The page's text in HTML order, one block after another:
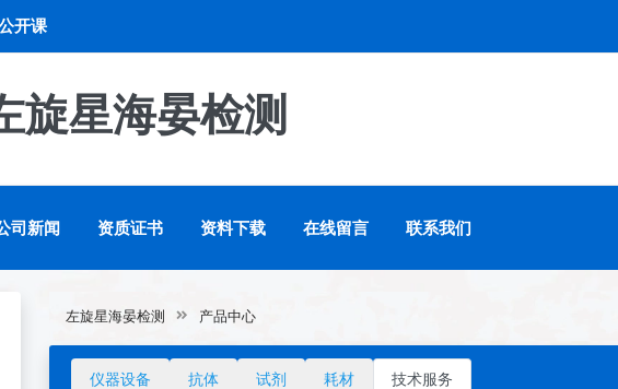
开课
旋星海晏检测
司新闻 资质证书 资料下载 在线留言 联系我们
左旋星海晏检测 产品中心
仪器设备 抗体 试剂 耗材 技术服务